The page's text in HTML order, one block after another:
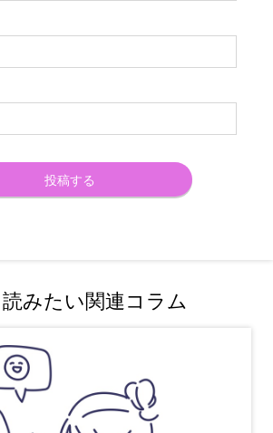
みたい関連コラム